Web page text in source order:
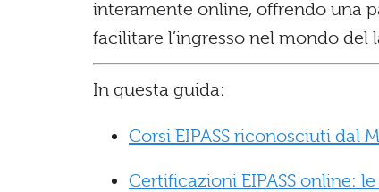
interamente online, offrendo una
facilitare l’ingresso nel mondo del
In questa guida:
Corsi EIPASS riconosciuti dal
Certificazioni EIPASS online: